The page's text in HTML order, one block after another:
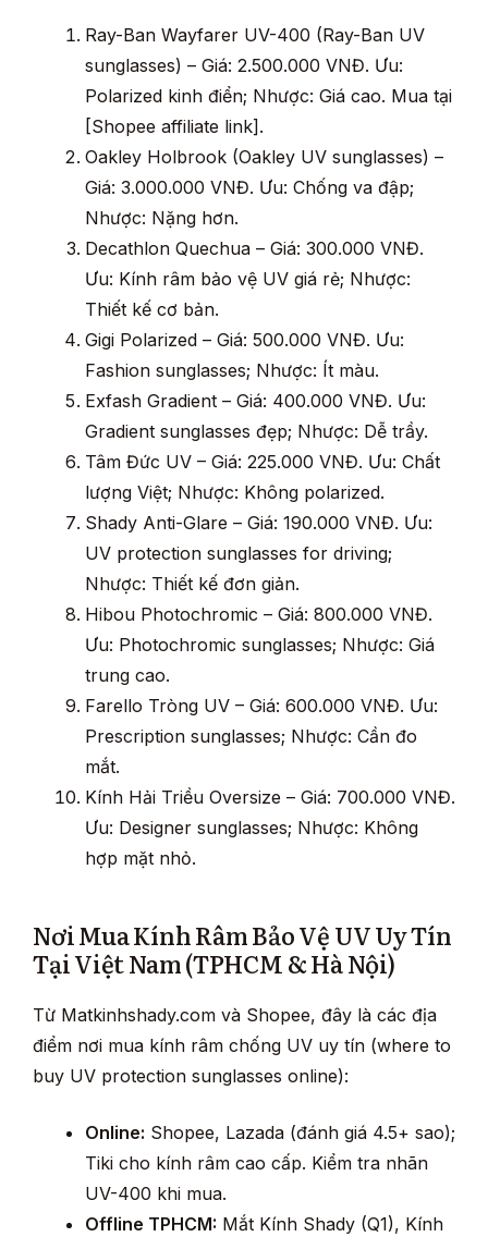
Ray-Ban Wayfarer UV-400 (Ray-Ban UV
sunglasses) – Giá: 2.500.000 VNĐ. Ưu:
Polarized kinh điển; Nhược: Giá cao. Mua tại
[Shopee affiliate link].
Oakley Holbrook (Oakley UV sunglasses) –
Giá: 3.000.000 VNĐ. Ưu: Chống va đập;
Nhược: Nặng hơn.
Decathlon Quechua – Giá: 300.000 VNĐ.
Ưu: Kính râm bảo vệ UV giá rẻ; Nhược:
Thiết kế cơ bản.
Gigi Polarized – Giá: 500.000 VNĐ. Ưu:
Fashion sunglasses; Nhược: Ít màu.
Exfash Gradient – Giá: 400.000 VNĐ. Ưu:
Gradient sunglasses đẹp; Nhược: Dễ trầy.
Tâm Đức UV – Giá: 225.000 VNĐ. Ưu: Chất
lượng Việt; Nhược: Không polarized.
Shady Anti-Glare – Giá: 190.000 VNĐ. Ưu:
UV protection sunglasses for driving;
Nhược: Thiết kế đơn giản.
Hibou Photochromic – Giá: 800.000 VNĐ.
Ưu: Photochromic sunglasses; Nhược: Giá
trung cao.
Farello Tròng UV – Giá: 600.000 VNĐ. Ưu:
Prescription sunglasses; Nhược: Cần đo
mắt.
Kính Hải Triều Oversize – Giá: 700.000 VNĐ.
Ưu: Designer sunglasses; Nhược: Không
hợp mặt nhỏ.
Nơi Mua Kính Râm Bảo Vệ UV Uy Tín
Tại Việt Nam (TPHCM & Hà Nội)
Từ Matkinhshady.com và Shopee, đây là các địa
điểm nơi mua kính râm chống UV uy tín (where to
buy UV protection sunglasses online):
Online: Shopee, Lazada (đánh giá 4.5+ sao);
Tiki cho kính râm cao cấp. Kiểm tra nhãn
UV-400 khi mua.
Offline TPHCM: Mắt Kính Shady (Q1), Kính